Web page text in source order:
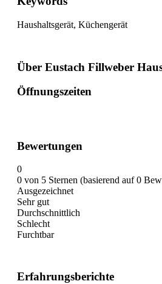
Haushaltsgerät, Küchengerät
Über Eustach Fillweber
Öffnungszeiten
Bewertungen
0
0 von 5 Sternen (basierend auf 0
Ausgezeichnet
Sehr gut
Durchschnittlich
Schlecht
Furchtbar
Erfahrungsberichte